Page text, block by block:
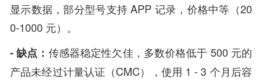
显示数据，部分型号支持 APP 记录，价格中等（20
0-1000 元）。
- 缺点： 传感器稳定性欠佳，多数价格低于 500 元的
产品未经过计量认证（CMC），使用 1 - 3 个月后容